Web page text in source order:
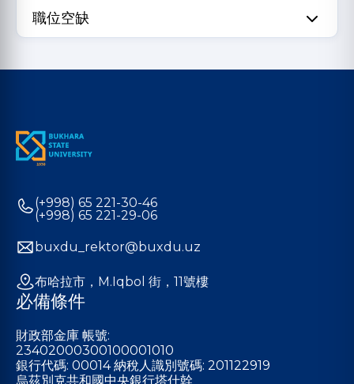
職位空缺
(+998) 65 221-30-46
(+998) 65 221-29-06
buxdu_rektor@buxdu.uz
布哈拉市，M.Iqbol 街，11號樓
必備條件
財政部金庫 帳號:
23402000300100001010
銀行代碼: 00014 納稅人識別號碼: 201122919
烏茲別克共和國中央銀行塔什幹